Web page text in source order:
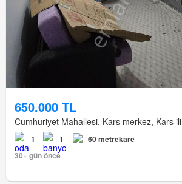
650.000 TL
Cumhuriyet Mahallesi, Kars merkez, Kars ili
1 1
60 metrekare
30+ gün önce